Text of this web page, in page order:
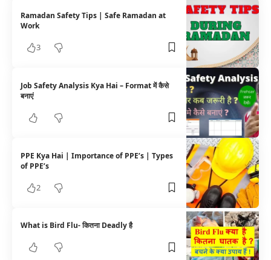
Ramadan Safety Tips | Safe Ramadan at
Work
3
Job Safety Analysis Kya Hai – Format में कैसे
बनाएं
PPE Kya Hai | Importance of PPE’s | Types
of PPE’s
2
What is Bird Flu- कितना Deadly है